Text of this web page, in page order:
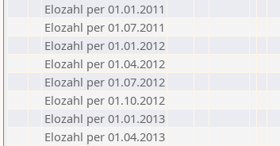
Elozahl per 01.01.2011
Elozahl per 01.07.2011
Elozahl per 01.01.2012
Elozahl per 01.04.2012
Elozahl per 01.07.2012
Elozahl per 01.10.2012
Elozahl per 01.01.2013
Elozahl per 01.04.2013